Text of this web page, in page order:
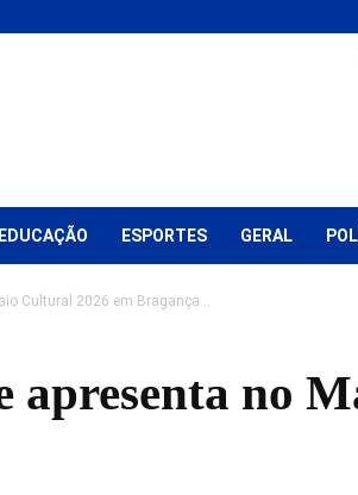
EDUCAÇÃO ESPORTES GERAL
Cultural 2026 em Bragança...
apresenta no